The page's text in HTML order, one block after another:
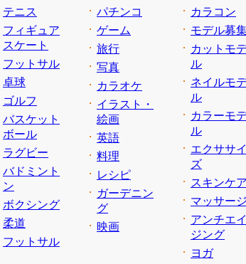
テニス
フィギュア
スケート
フットサル
卓球
ゴルフ
バスケット
ボール
ラグビー
バドミント
ン
ボクシング
柔道
フットサル
パチンコ
ゲーム
旅行
写真
カラオケ
イラスト・
絵画
英語
料理
レシピ
ガーデニン
グ
映画
カラコン
モデル募
カットモ
ル
ネイルモ
ル
カラーモ
ル
エクササイ
ズ
スキンケア
マッサージ
アンチエイ
ジング
ヨガ